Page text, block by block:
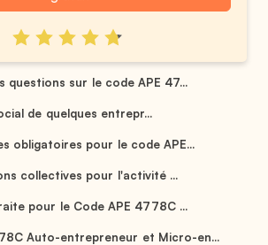
questions sur le code APE 47...
de quelques entrepr...
obligatoires pour le code APE...
collectives pour l'activité ...
pour le Code APE 4778C ...
Auto-entrepreneur et Micro-en...